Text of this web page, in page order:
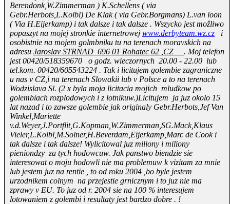
Berendonk,W.Zimmerman ) K.Schellens ( via
Gebr.Herbots,L.Kolbl) De Klak ( via Gebr.Borgmans) L.van loon
( Via H.Eijerkamp) i tak dalsze i tak dalsze . Wszycko jest možliwo
popaszyt na mojej stronkie internetrowej www.derbyteam.wz.cz i
osobistnie na mojem golmbniku tu na terenach moravskich na
adresu Jaroslav STRNAD 696 01 Rohatec 62 ,CZ . Moj telefon
jest 00420/518359670 o godz. wieczornych 20.00 - 22.00 lub
tel.kom. 00420/605543224 . Tak i licitujem golembie zagraniczne
u nas v CZ,i na terenach Slowakii lub v Polsce a to na terenach
Wodzislava Sl. (2 x byla moja licitacia mojich mludkow po
golembiach rozplodowych i z lotnikuw.)Licitujem ja juz okolo 15
lat nazad i to zawsze golembie jak originaly Gebr.Herbots,Jef Van
Winkel,Mariette
v.d.Weyer,J.Portflit,G.Kopman,W.Zimmerman,SG.Mack,Klaus
Vieler,L.Kolbl,M.Solner,H.Beverdam,Eijerkamp,Marc de Cook i
tak dalsze i tak dalsze! Wylicitowal juz miliony i miliony
pieniondzy za tych hodowcuw. Jak panstwo biendzie sie
interesowat o moju hodowli nie ma problemuw k vizitam za mnie
lub jestem juz na rentie , to od roku 2004 ,bo byle jestem
urzodnikem colnym na przejestie grnicznym i to juz nie ma
zprawy v EU. To juz od r. 2004 sie na 100 % interesujem
lotowaniem z golembi i resultaty jest bardzo dobre . !